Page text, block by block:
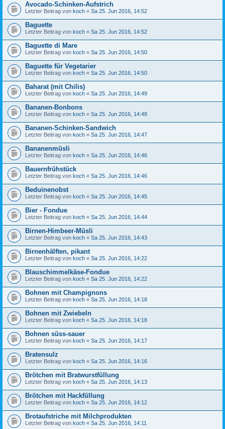
Avocado-Schinken-Aufstrich
Letzter Beitrag von koch « Sa 25. Jun 2016, 14:52
Baguette
Letzter Beitrag von koch « Sa 25. Jun 2016, 14:52
Baguette di Mare
Letzter Beitrag von koch « Sa 25. Jun 2016, 14:50
Baguette für Vegetarier
Letzter Beitrag von koch « Sa 25. Jun 2016, 14:50
Baharat (mit Chilis)
Letzter Beitrag von koch « Sa 25. Jun 2016, 14:49
Bananen-Bonbons
Letzter Beitrag von koch « Sa 25. Jun 2016, 14:48
Bananen-Schinken-Sandwich
Letzter Beitrag von koch « Sa 25. Jun 2016, 14:47
Bananenmüsli
Letzter Beitrag von koch « Sa 25. Jun 2016, 14:46
Bauernfrühstück
Letzter Beitrag von koch « Sa 25. Jun 2016, 14:46
Beduinenobst
Letzter Beitrag von koch « Sa 25. Jun 2016, 14:45
Bier - Fondue
Letzter Beitrag von koch « Sa 25. Jun 2016, 14:44
Birnen-Himbeer-Müsli
Letzter Beitrag von koch « Sa 25. Jun 2016, 14:43
Birnenhälften, pikant
Letzter Beitrag von koch « Sa 25. Jun 2016, 14:22
Blauschimmelkäse-Fondue
Letzter Beitrag von koch « Sa 25. Jun 2016, 14:22
Bohnen mit Champignons
Letzter Beitrag von koch « Sa 25. Jun 2016, 14:18
Bohnen mit Zwiebeln
Letzter Beitrag von koch « Sa 25. Jun 2016, 14:18
Bohnen süss-sauer
Letzter Beitrag von koch « Sa 25. Jun 2016, 14:17
Bratensulz
Letzter Beitrag von koch « Sa 25. Jun 2016, 14:16
Brötchen mit Bratwurstfüllung
Letzter Beitrag von koch « Sa 25. Jun 2016, 14:13
Brötchen mit Hackfüllung
Letzter Beitrag von koch « Sa 25. Jun 2016, 14:12
Brotaufstriche mit Milchprodukten
Letzter Beitrag von koch « Sa 25. Jun 2016, 14:11